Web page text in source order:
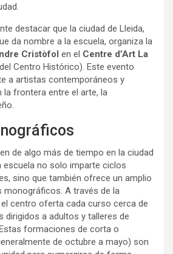
destacar que la ciudad de Lleida,
da nombre a la escuela, organiza la
Cristòfol en el Centre d’Art La
Centro Histórico). Este evento
a artistas contemporáneos y
la frontera entre el arte, la
de algo más de tiempo en la ciudad
escuela no solo imparte ciclos
sino que también ofrece un amplio
monográficos. A través de la
el centro oferta cada curso cerca de
dirigidos a adultos y talleres de
formaciones de corta o
de octubre a mayo) son